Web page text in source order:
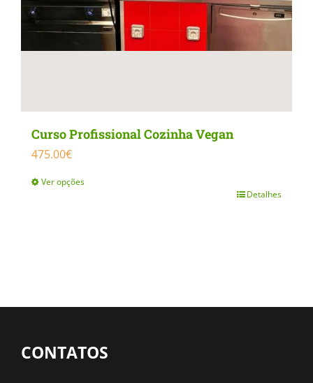
page
Curso Profissional Cozinha Vegan
475.00€
Ver opções
The
may
Detalhes
CONTATOS